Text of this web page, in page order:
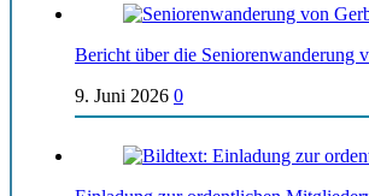
Bericht über die Seniorenwanderung
9. Juni 2026 0